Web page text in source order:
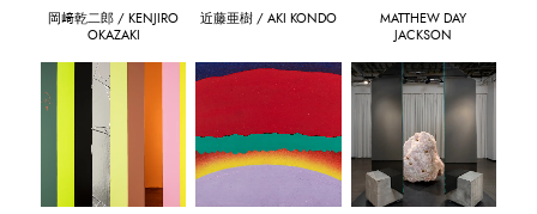
岡﨑乾二郎 / KENJIRO
OKAZAKI
近藤亜樹 / AKI KONDO
MATTHEW DAY
JACKSON